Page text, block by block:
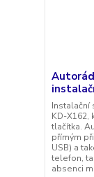
Instalační
KD-
tlačítka.
přímým
USB) a
telefon,
absenci